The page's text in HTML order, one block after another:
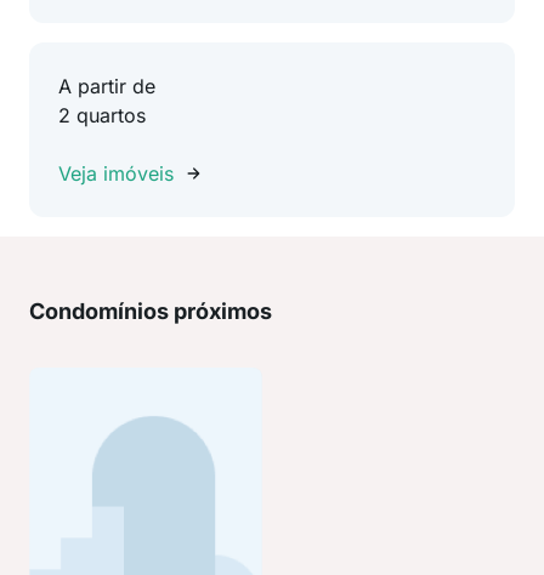
A partir de
2 quartos
Veja imóveis
Condomínios próximos